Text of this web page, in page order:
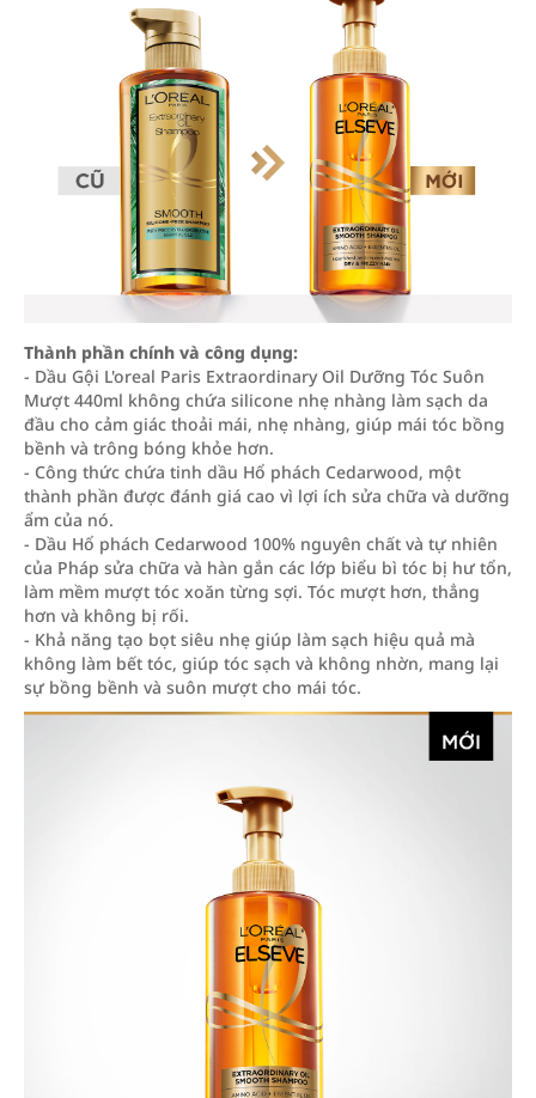
Thành phần chính và công dụng:
- Dầu Gội L'oreal Paris Extraordinary Oil Dưỡng Tóc Suôn
Mượt 440ml không chứa silicone nhẹ nhàng làm sạch da
đầu cho cảm giác thoải mái, nhẹ nhàng, giúp mái tóc bồng
bềnh và trông bóng khỏe hơn.
- Công thức chứa tinh dầu Hổ phách Cedarwood, một
thành phần được đánh giá cao vì lợi ích sửa chữa và dưỡng
ẩm của nó.
- Dầu Hổ phách Cedarwood 100% nguyên chất và tự nhiên
của Pháp sửa chữa và hàn gắn các lớp biểu bì tóc bị hư tổn,
làm mềm mượt tóc xoăn từng sợi. Tóc mượt hơn, thẳng
hơn và không bị rối.
- Khả năng tạo bọt siêu nhẹ giúp làm sạch hiệu quả mà
không làm bết tóc, giúp tóc sạch và không nhờn, mang lại
sự bồng bềnh và suôn mượt cho mái tóc.